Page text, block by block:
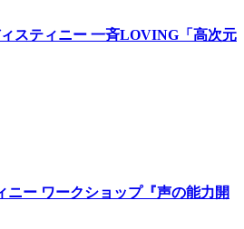
スティニー 一斉LOVING「高次元
ニー ワークショップ『声の能力開